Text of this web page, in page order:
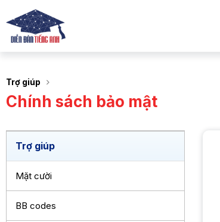
Trợ giúp
Chính sách bảo mật
Trợ giúp
Mặt cười
BB codes